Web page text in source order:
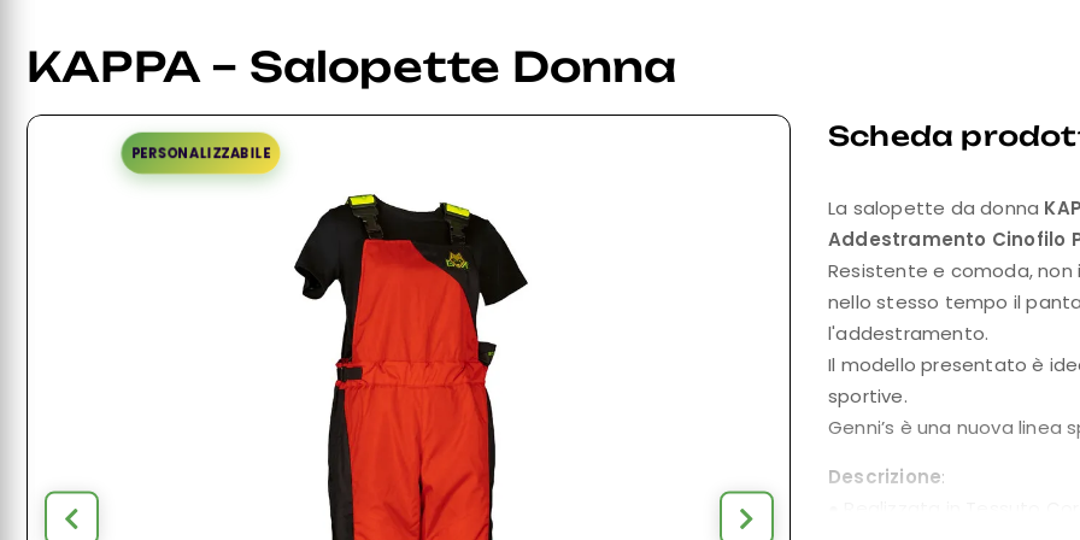
KAPPA – Salopette Donna
PERSONALIZZABILE
Scheda
La salopette da donna
Addestramento Cinofilo
Resistente e comoda,
nello stesso tempo il
l'addestramento.
Il modello presentato è
sportive.
Genni’s è una nuova linea
Descrizione: